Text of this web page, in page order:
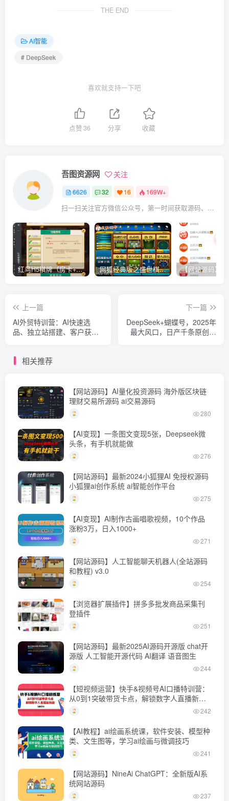
THE END
AI智能
# DeepSeek
喜欢就支持一下吧
点赞36 分享 收藏
吾图资源网 关注
6626 32 16 169W+
扫一扫关注官方微信公众号，第一时间获取源码、网赚项目资源教程，自媒体等知识干货，让互联网创业赚钱更简单。
红鸟H5棋牌（房卡+金币）全套双模式游戏源码 网狐经典版之盛世棋牌完整游戏源码（包含文档、架设教程、网站、源代码等）
上一篇
AI外贸特训营：AI快速选
品、独立站搭建、客户获
下一篇
DeepSeek+蝴蝶号，2025年
最大风口，日产千条原创爆
相关推荐
【网站源码】AI量化投资源码 海外版区块链
理财交易所源码 ai交易源码
280
【AI变现】一条图文变现5张，Deepseek微
头条，有手机就能做
276
【网站源码】最新2024小狐狸AI 免授权源码
小狐狸ai创作系统 ai智能创作平台
275
【AI变现】AI制作古画唱歌视频，10个作品
涨粉3万，日入1000+
271
【网站源码】人工智能聊天机器人(全站源码
和教程) v3.0
254
【浏览器扩展插件】拼多多批发商品采集刊
登插件
251
【网站源码】最新2025AI源码开源版 chat开
源版 人工智能开源代码 AI翻译 语音图生
244
【短视频运营】快手&视频号AI口播特训营：
从0到1突破带货卡点，解锁数字人直播新技
能
242
【AI教程】ai绘画系统课，软件安装、模型种
类、文生图等，学习ai绘画与微调技巧
241
【网站源码】NineAi ChatGPT：全新版AI系
统网站源码
237